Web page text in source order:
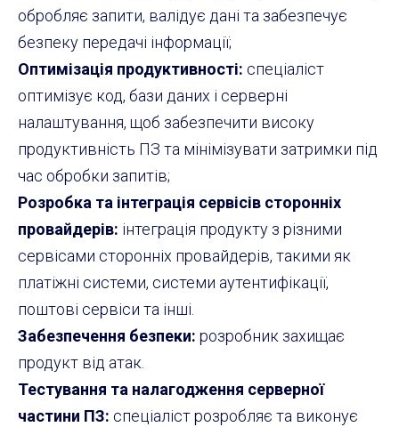
обробляє запити, валідує дані та забезпечує
безпеку передачі інформації;
Оптимізація продуктивності: спеціаліст
оптимізує код, бази даних і серверні
налаштування, щоб забезпечити високу
продуктивність ПЗ та мінімізувати затримки під
час обробки запитів;
Розробка та інтеграція сервісів сторонніх
провайдерів: інтеграція продукту з різними
сервісами сторонніх провайдерів, такими як
платіжні системи, системи аутентифікації,
поштові сервіси та інші.
Забезпечення безпеки: розробник захищає
продукт від атак.
Тестування та налагодження серверної
частини ПЗ: спеціаліст розробляє та виконує